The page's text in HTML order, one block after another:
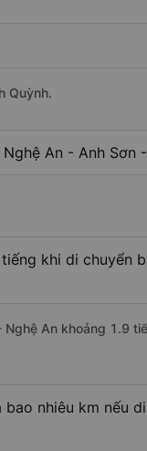
Quỳnh.
An - Anh Sơn
khi di chuyển
An khoảng 1.9
nhiêu km nếu